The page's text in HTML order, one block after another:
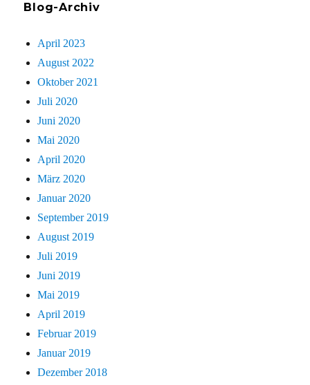
Blog-Archiv
April 2023
August 2022
Oktober 2021
Juli 2020
Juni 2020
Mai 2020
April 2020
März 2020
Januar 2020
September 2019
August 2019
Juli 2019
Juni 2019
Mai 2019
April 2019
Februar 2019
Januar 2019
Dezember 2018